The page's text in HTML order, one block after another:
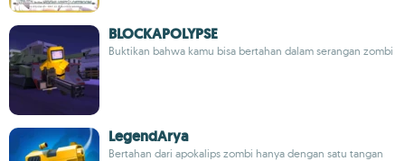
BLOCKAPOLYPSE
Buktikan bahwa kamu bisa bertahan dalam serangan zombi
LegendArya
Bertahan dari apokalips zombi hanya dengan satu tangan